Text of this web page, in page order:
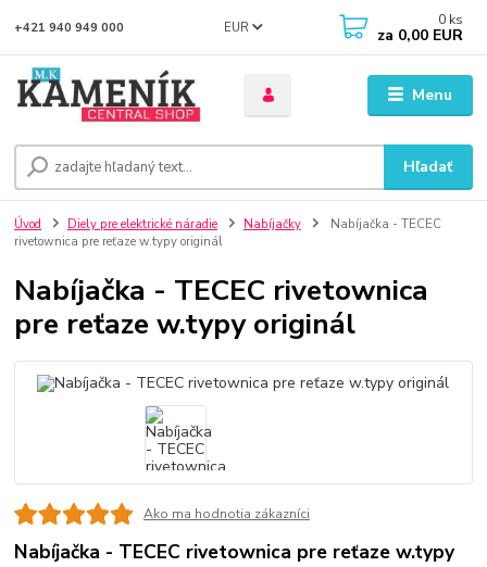
Menu
EUR
Hľadať
+421 940 949 000 0 ks
za 0,00 EUR
Úvod Diely pre elektrické náradie Nabíjačky
Nabíjačka - TECEC
rivetownica pre reťaze w.typy originál
Nabíjačka - TECEC rivetownica
pre reťaze w.typy originál
Ako ma hodnotia zákazníci
Nabíjačka - TECEC rivetownica pre reťaze w.typy